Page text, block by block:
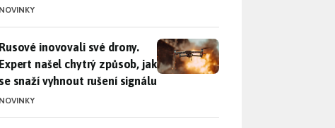
NOVINKY
Rusové inovovali své drony. Expert našel chytrý způsob, jak se
Rusové inovovali své drony.
Expert našel chytrý způsob, jak
se snaží vyhnout rušení signálu
NOVINKY